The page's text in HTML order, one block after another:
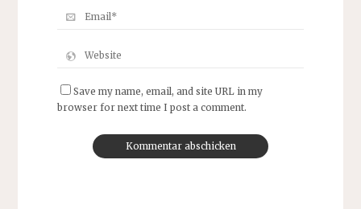
Save my name, email, and site URL in my
browser for next time I post a comment.